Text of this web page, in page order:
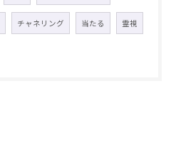
チャネリング 当たる 霊視